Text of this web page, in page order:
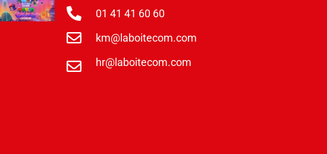
01 41 41 60 60
km@laboitecom.com
hr@laboitecom.com